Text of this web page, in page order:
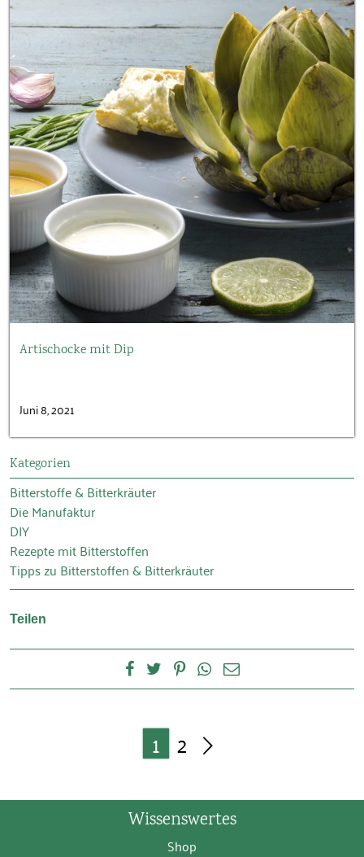
Kategorien
Bitterstoffe & Bitterkräuter
Die Manufaktur
DIY
Rezepte mit Bitterstoffen
Tipps zu Bitterstoffen & Bitterkräuter
Teilen
Artischocke mit Dip
Juni 8, 2021
1 2
Wissenswertes
Shop